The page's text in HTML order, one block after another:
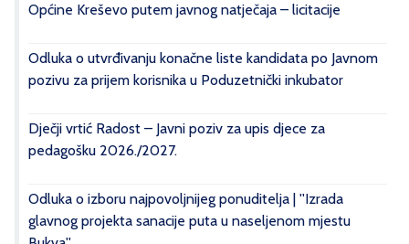
Općine Kreševo putem javnog natječaja – licitacije
Odluka o utvrđivanju konačne liste kandidata po Javnom
pozivu za prijem korisnika u Poduzetnički inkubator
Dječji vrtić Radost – Javni poziv za upis djece za
pedagošku 2026./2027.
Odluka o izboru najpovoljnijeg ponuditelja | ''Izrada
glavnog projekta sanacije puta u naseljenom mjestu